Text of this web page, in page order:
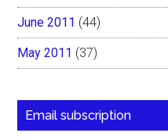
June 2011 (44)
May 2011 (37)
Email subscription